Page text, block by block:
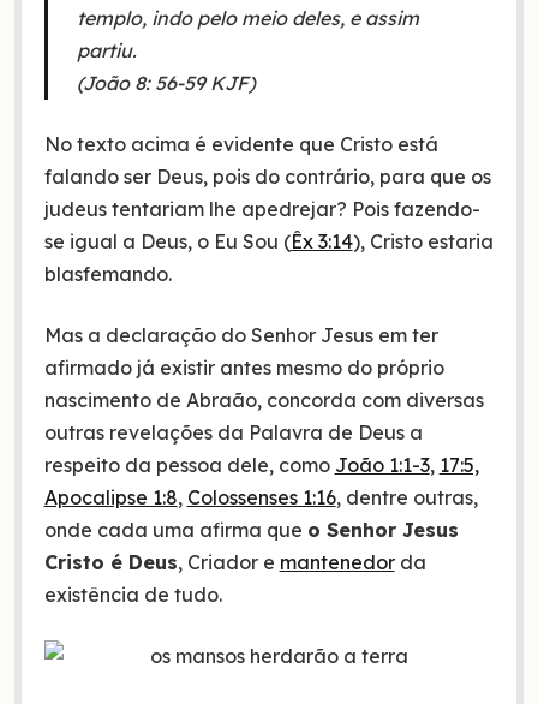
templo, indo pelo meio deles, e assim
partiu.
(João 8: 56-59 KJF)
No texto acima é evidente que Cristo está
falando ser Deus, pois do contrário, para que os
judeus tentariam lhe apedrejar? Pois fazendo-
se igual a Deus, o Eu Sou (Êx 3:14), Cristo estaria
blasfemando.
Mas a declaração do Senhor Jesus em ter
afirmado já existir antes mesmo do próprio
nascimento de Abraão, concorda com diversas
outras revelações da Palavra de Deus a
respeito da pessoa dele, como João 1:1-3, 17:5,
Apocalipse 1:8, Colossenses 1:16, dentre outras,
onde cada uma afirma que o Senhor Jesus
Cristo é Deus, Criador e mantenedorda
existência de tudo.